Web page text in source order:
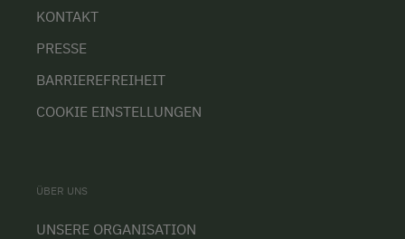
KONTAKT
PRESSE
BARRIEREFREIHEIT
COOKIE EINSTELLUNGEN
ÜBER UNS
UNSERE ORGANISATION